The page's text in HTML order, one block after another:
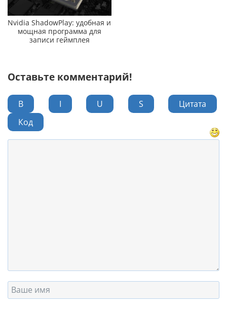
Nvidia ShadowPlay: удобная и
мощная программа для
записи геймплея
Оставьте комментарий!
B I U S
Цитата
Код